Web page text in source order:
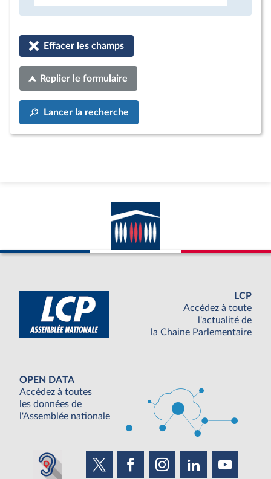
Effacer les champs
Replier le formulaire
Lancer la recherche
LCP
Accédez à toute
l'actualité de
la Chaine Parlementaire
OPEN DATA
Accédez à toutes
les données de
l'Assemblée nationale